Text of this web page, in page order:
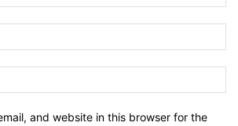
and website in this browser for the